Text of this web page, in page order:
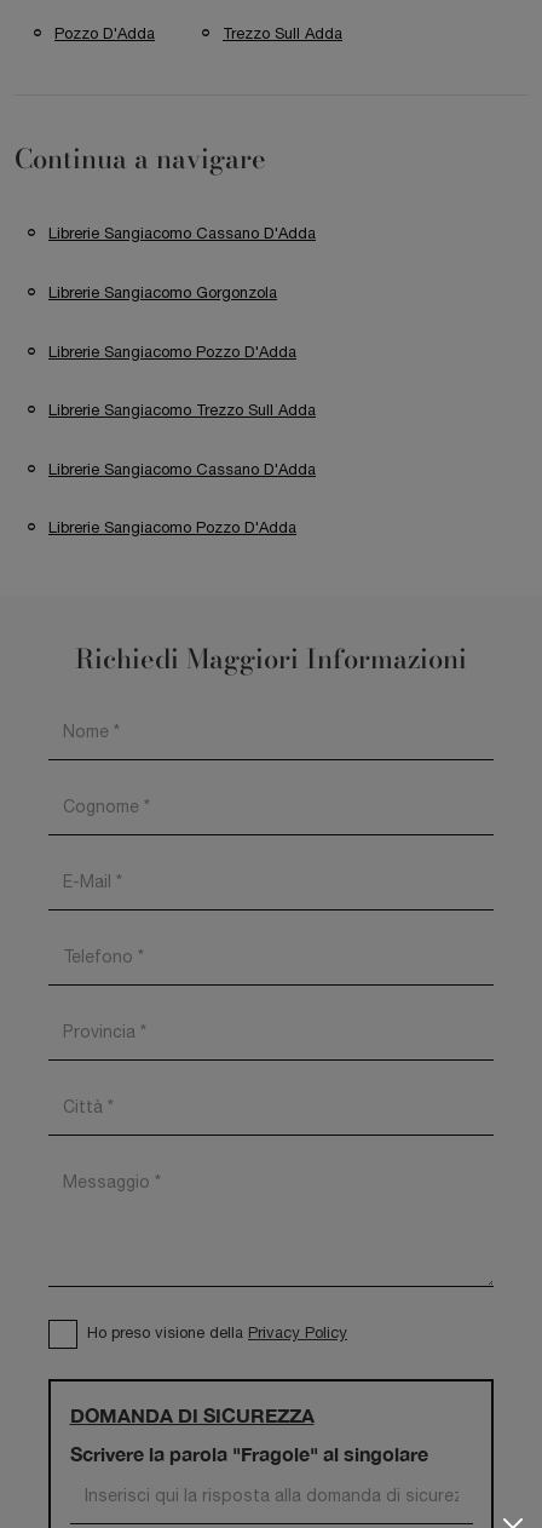
Pozzo D'Adda Trezzo Sull Adda
Continua a navigare
Librerie Sangiacomo Cassano D'Adda
Librerie Sangiacomo Gorgonzola
Librerie Sangiacomo Pozzo D'Adda
Librerie Sangiacomo Trezzo Sull Adda
Librerie Sangiacomo Cassano D'Adda
Librerie Sangiacomo Pozzo D'Adda
Richiedi Maggiori Informazioni
Ho preso visione della Privacy Policy
DOMANDA DI SICUREZZA
Scrivere la parola "Fragole" al singolare